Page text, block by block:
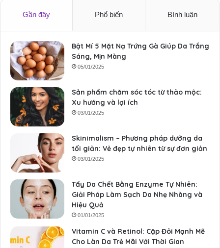
Gần đây Phổ biến Bình luận
Bật Mí 5 Mặt Nạ Trứng Gà Giúp Da Trắng
Sáng, Mịn Màng
05/01/2025
Sản phẩm chăm sóc tóc từ thảo mộc:
Xu hướng và lợi ích
03/01/2025
Skinimalism – Phương pháp dưỡng da
tối giản: Vẻ đẹp tự nhiên từ sự đơn giản
03/01/2025
Tẩy Da Chết Bằng Enzyme Tự Nhiên:
Giải Pháp Làm Sạch Da Nhẹ Nhàng và
Hiệu Quả
01/01/2025
Vitamin C và Retinol: Cặp Đôi Mạnh Mẽ
Cho Làn Da Trẻ Mãi Với Thời Gian